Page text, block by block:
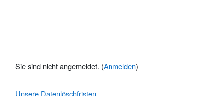
Sie sind nicht angemeldet. (Anmelden)
Unsere Datenlöschfristen